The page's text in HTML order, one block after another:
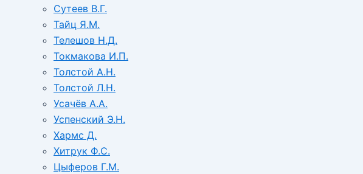
Сутеев В.Г.
Тайц Я.М.
Телешов Н.Д.
Токмакова И.П.
Толстой А.Н.
Толстой Л.Н.
Усачёв А.А.
Успенский Э.Н.
Хармс Д.
Хитрук Ф.С.
Цыферов Г.М.